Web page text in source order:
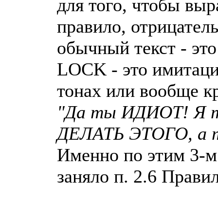
для того, чтобы
правило,
обычный текст -
LOCK - это
тонах или вообще
"Да ты ИДИОТ! Я
ДЕЛАТЬ ЭТОГО, а
Именно по этим 3-м
заняло п. 2.6